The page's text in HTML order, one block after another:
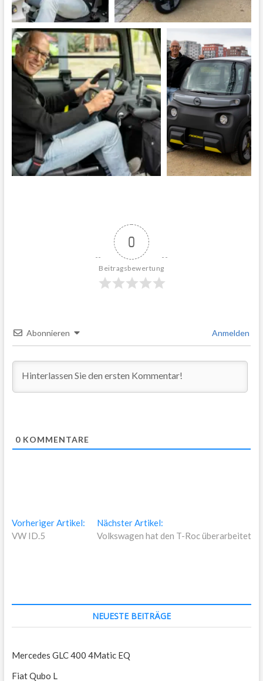
0
Beitragsbewertung
Abonnieren Anmelden
0KOMMENTARE
Beitragsnavigation
Vorheriger Artikel:Vorheriger
Artikel:
VW ID.5
Nächster Artikel:
Artikel:
Volkswagen hat den T-Roc überarbeitet
NEUESTE BEITRÄGE
Mercedes GLC 400 4Matic EQ
Fiat Qubo L